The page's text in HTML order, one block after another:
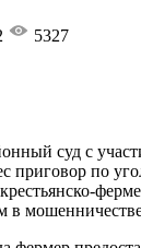
5327
суд с
приговор по
в